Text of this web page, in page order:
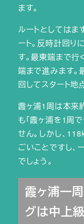
ます。
ルートとしては
ート。反時計回り
す。最東端まで行
端まで進みます。
回してスタート地
霞ヶ浦1周は本来
も「霞ヶ浦を1周
せん。しかし、
ごいことですし、
でしょう。
霞ヶ浦一
グは中上